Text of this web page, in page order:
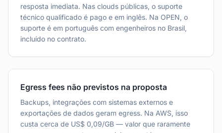
resposta imediata. Nas clouds públicas, o suporte
técnico qualificado é pago e em inglês. Na OPEN, o
suporte é em português com engenheiros no Brasil,
incluído no contrato.
Egress fees não previstos na proposta
Backups, integrações com sistemas externos e
exportações de dados geram egress. Na AWS, isso
custa cerca de US$ 0,09/GB — valor que raramente